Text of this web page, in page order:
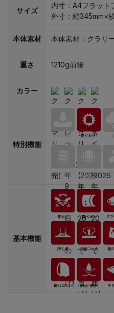
サイズ
内寸：A4フラット
外寸：縦345mm×
本体素材 本体素材：クラリ
重さ 1210g前後
カラー
特別機能
基本機能